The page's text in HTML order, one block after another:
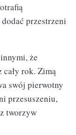
przestrzeni
że
cały rok. Zimą
swój pierwotny
przesuszeniu,
tworzyw